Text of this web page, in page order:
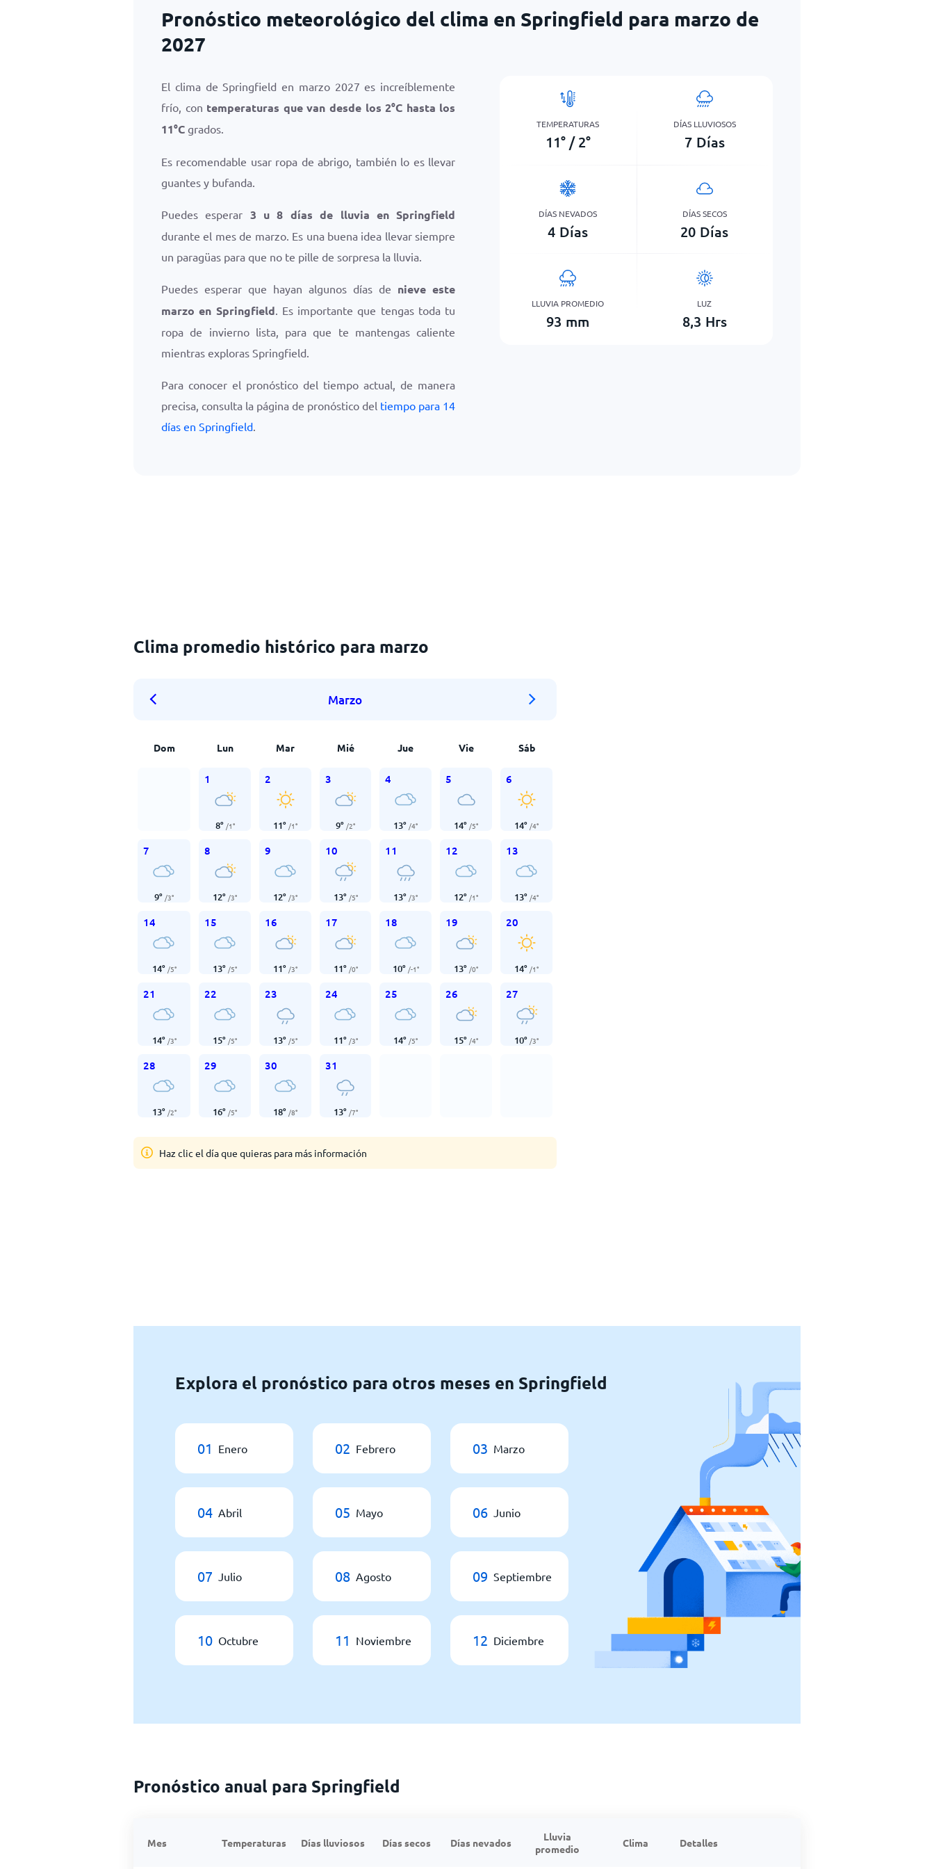
Pronóstico meteorológico del clima en Springfield para marzo de
2027
El clima de Springfield en marzo 2027 es increíblemente
frío, con temperaturas que van desde los2°C hasta los
11°C grados.
Es recomendable usar ropa de abrigo, también lo es llevar
guantes y bufanda.
Puedes esperar 3 u 8 días de lluvia en Springfield
durante el mes de marzo. Es una buena idea llevar siempre
un paragüas para que no te pille de sorpresa la lluvia.
Puedes esperar que hayan algunos días de nieve este
marzo en Springfield. Es importante que tengas toda tu
ropa de invierno lista, para que te mantengas caliente
mientras exploras Springfield.
Para conocer el pronóstico del tiempo actual, de manera
precisa, consulta la página de pronóstico del tiempo para 14
días en Springfield.
TEMPERATURAS
11° / 2°
DÍAS LLUVIOSOS
7 Días
DÍAS NEVADOS
4 Días
DÍAS SECOS
20 Días
LLUVIA PROMEDIO
93 mm
LUZ
8,3 Hrs
Clima promedio histórico para marzo
Marzo
Dom Lun Mar Mié Jue Vie Sáb
1
8° /1°
2
11° /1°
3
9° /2°
4
13° /4°
5
14° /5°
6
14° /4°
7
9° /3°
8
12° /3°
9
12° /3°
10
13° /5°
11
13° /3°
12
12° /1°
13
13° /4°
14
14° /5°
15
13° /5°
16
11° /3°
17
11° /0°
18
10° /-1°
19
13° /0°
20
14° /1°
21
14° /3°
22
15° /5°
23
13° /5°
24
11° /3°
25
14° /5°
26
15° /4°
27
10° /3°
28
13° /2°
29
16° /5°
30
18° /8°
31
13° /7°
Haz clic el día que quieras para más información
Explora el pronóstico para otros meses en Springfield
01 Enero 02 Febrero 03 Marzo
04 Abril 05 Mayo 06 Junio
07 Julio 08 Agosto 09 Septiembre
10 Octubre 11 Noviembre 12 Diciembre
Pronóstico anual para Springfield
Mes Temperaturas Días lluviosos Días secos Días nevados
Lluvia
promedio
Clima Detalles